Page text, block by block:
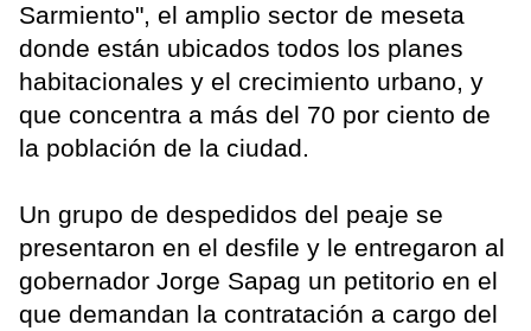
Sarmiento", el amplio sector de meseta
donde están ubicados todos los planes
habitacionales y el crecimiento urbano, y
que concentra a más del 70 por ciento de
la población de la ciudad.
Un grupo de despedidos del peaje se
presentaron en el desfile y le entregaron al
gobernador Jorge Sapag un petitorio en el
que demandan la contratación a cargo del